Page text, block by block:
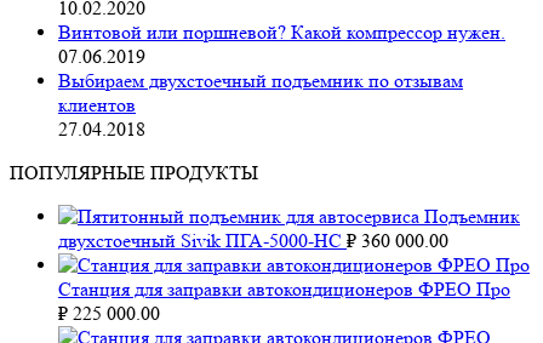
10.02.2020
Винтовой или поршневой? Какой компрессор нужен.
07.06.2019
Выбираем двухстоечный подъемник по отзывам
клиентов
27.04.2018
ПОПУЛЯРНЫЕ ПРОДУКТЫ
Подъемник
двухстоечный Sivik ПГА-5000-НС ₽ 360 000.00
Станция для заправки автокондиционеров ФРЕО Про
₽ 225 000.00